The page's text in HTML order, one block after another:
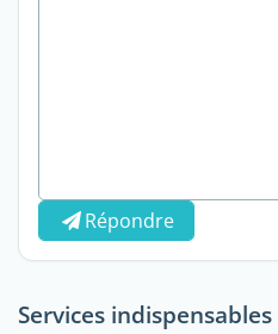
Répondre
Services